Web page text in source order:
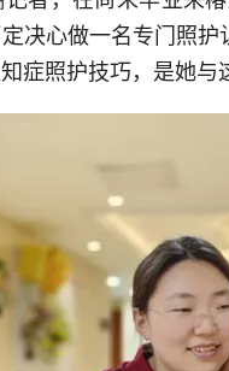
决心做一名专门照护
症照护技巧，是她与